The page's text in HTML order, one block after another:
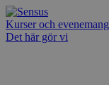
Kurser och evenemang
Det här gör vi